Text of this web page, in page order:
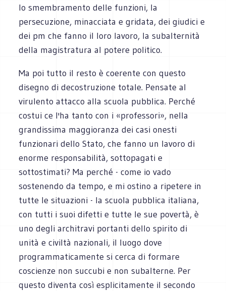
lo smembramento delle funzioni, la
persecuzione, minacciata e gridata, dei giudici e
dei pm che fanno il loro lavoro, la subalternità
della magistratura al potere politico.
Ma poi tutto il resto è coerente con questo
disegno di decostruzione totale. Pensate al
virulento attacco alla scuola pubblica. Perché
costui ce l'ha tanto con i «professori», nella
grandissima maggioranza dei casi onesti
funzionari dello Stato, che fanno un lavoro di
enorme responsabilità, sottopagati e
sottostimati? Ma perché - come io vado
sostenendo da tempo, e mi ostino a ripetere in
tutte le situazioni - la scuola pubblica italiana,
con tutti i suoi difetti e tutte le sue povertà, è
uno degli architravi portanti dello spirito di
unità e civiltà nazionali, il luogo dove
programmaticamente si cerca di formare
coscienze non succubi e non subalterne. Per
questo diventa così esplicitamente il secondo